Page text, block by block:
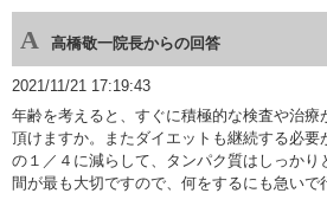
高橋敬一院長からの回答
2021/11/21 17:19:43
年齢を考えると、すぐに積極的な検査や治療
頂けますか。またダイエットも継続する必要
の１／４に減らして、タンパク質はしっかり
間が最も大切ですので、何をするにも急いで